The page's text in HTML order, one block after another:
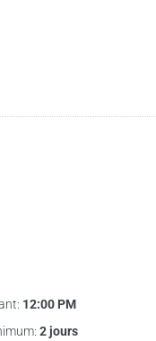
12:00 PM
2 jours